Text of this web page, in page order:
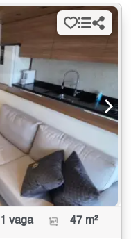
1 vaga 47 m²